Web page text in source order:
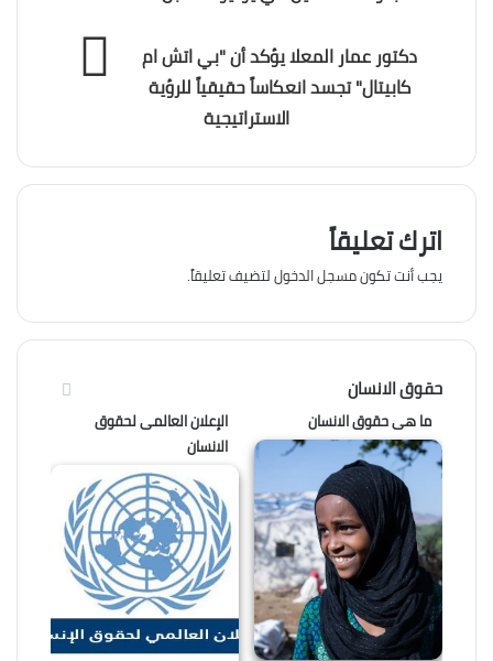
دكتور عمار المعلا يؤكد أن "بي اتش ام
كابيتال" تجسد انعكاساً حقيقياً للرؤية
الاستراتيجية
اترك تعليقاً
يجب أنت تكونمسجل الدخوللتضيف تعليقاً.
حقوق الانسان
ما هى حقوق الانسان
الإعلان العالمى لحقوق
الانسان